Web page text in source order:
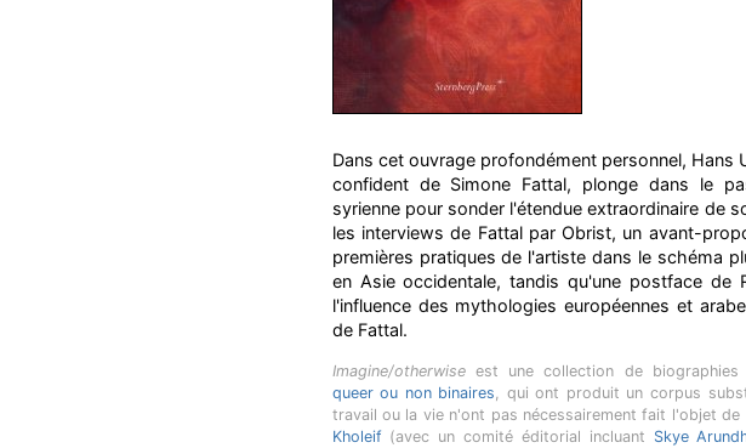
Dans cet ouvrage profondément personnel, Hans
confident de Simone Fattal, plonge dans le
syrienne pour sonder l'étendue extraordinaire de
les interviews de Fattal par Obrist, un avant-
premières pratiques de l'artiste dans le schéma
en Asie occidentale, tandis qu'une postface de
l'influence des mythologies européennes et
de Fattal.
Imagine/otherwiseest une collection de biographies
queer ou non binaires, qui ont produit un corpus
travail ou la vie n'ont pas nécessairement fait l'objet de
Kholeif(avec un comité éditorial incluant Skye